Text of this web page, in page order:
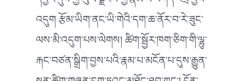
འདུག རྩོམ་ཡིག་ནང་ཡི་གེའི་དག་ཆ་ནོར་བ་རེ་ཟུང་
ལས་མི་འདུག་པས་ལེགས། ཚིག་སྦྱོར་ཁག་ཅིག་གི་ལྷུ་
རྐང་བཙན་སྒྲིག་བྱས་པའི་རྣམ་པ་མངོན་པ་དུས་རྒྱུན་